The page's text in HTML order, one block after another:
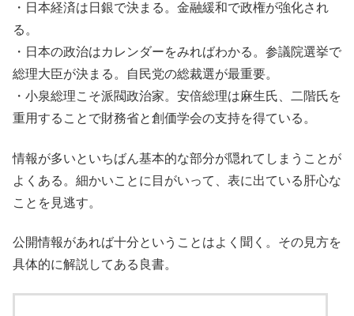
・日本経済は日銀で決まる。金融緩和で政権が強化され
る。
・日本の政治はカレンダーをみればわかる。参議院選挙で
総理大臣が決まる。自民党の総裁選が最重要。
・小泉総理こそ派閥政治家。安倍総理は麻生氏、二階氏を
重用することで財務省と創価学会の支持を得ている。
情報が多いといちばん基本的な部分が隠れてしまうことが
よくある。細かいことに目がいって、表に出ている肝心な
ことを見逃す。
公開情報があれば十分ということはよく聞く。その見方を
具体的に解説してある良書。